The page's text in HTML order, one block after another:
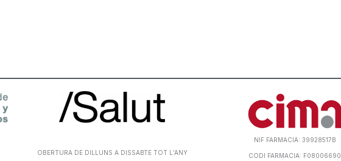
OBERTURA DE DILLUNS A DISSABTE TOT L’ANY
NIF FARMACIA: 39928517B
CODI FARMACIA: F08006690